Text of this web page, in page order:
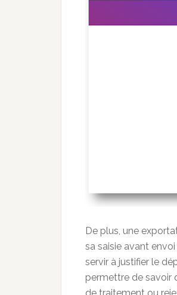
De plus, une
sa saisie avant
servir à justifier le
permettre de savoir
de traitement ou